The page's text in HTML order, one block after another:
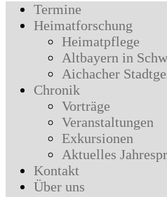
Termine
Heimatforschung
Heimatpflege
Altbayern in
Aichacher
Chronik
Vorträge
Veranstaltungen
Exkursionen
Aktuelles
Kontakt
Über uns